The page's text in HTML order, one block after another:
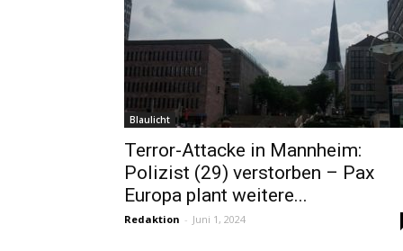
Blaulicht
Terror-Attacke in Mannheim:
Polizist (29) verstorben – Pax
Europa plant weitere...
Redaktion - Juni 1, 2024